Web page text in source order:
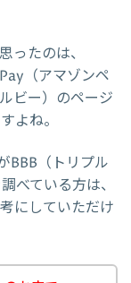
ったのは、
（アマゾンペ
ビー）のページ
よね。
BBB（トリプル
べている方は、
にしていただけ